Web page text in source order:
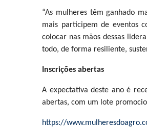
“As mulheres têm ganhado
mais participem de eventos
colocar nas mãos dessas
todo, de forma resiliente,
Inscrições abertas
A expectativa deste ano é
abertas, com um lote
https://